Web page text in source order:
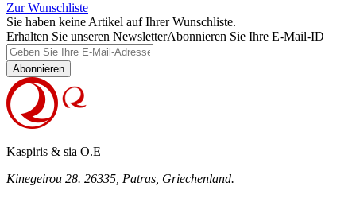
Zur Wunschliste
Sie haben keine Artikel auf Ihrer Wunschliste.
Erhalten Sie unseren NewsletterAbonnieren Sie Ihre E-Mail-ID
Abonnieren
Kaspiris & sia O.E
Kinegeirou 28. 26335, Patras, Griechenland.